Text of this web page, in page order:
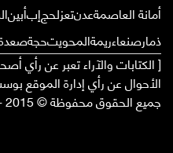
أمانة العاصمةعدنتعزلحجإبأبين
ذمارصنعاءريمةالمحويتحجة
[ الكتابات والآراء تعبر عن رأي
الأحوال عن رأي إدارة الموقع
جميع الحقوق محفوظة © 2015 - 2026